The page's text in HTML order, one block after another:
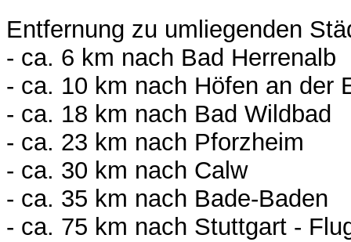
Entfernung zu umliegenden
- ca. 6 km nach Bad Herrenalb
- ca. 10 km nach Höfen an der
- ca. 18 km nach Bad Wildbad
- ca. 23 km nach Pforzheim
- ca. 30 km nach Calw
- ca. 35 km nach Bade-Baden
- ca. 75 km nach Stuttgart -